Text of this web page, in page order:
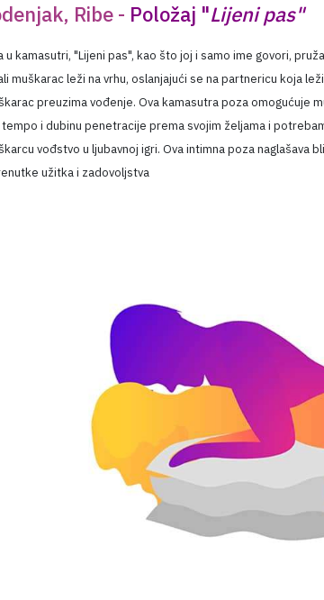
Ribe - Položaj "Lijeni pas"
u kamasutri, "Lijeni pas", kao što joj i samo ime govori,
muškarac leži na vrhu, oslanjajući se na partnericu koja
preuzima vođenje. Ova kamasutra poza omogućuje
i dubinu penetracije prema svojim željama i
vođstvo u ljubavnoj igri. Ova intimna poza naglašava
užitka i zadovoljstva